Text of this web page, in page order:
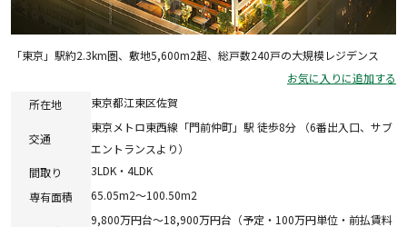
「東京」駅約2.3km圏、敷地5,600m2超、総戸数240戸の大規模レジデンス
お気に入りに追加する
所在地
東京都江東区佐賀
専有面積 65.05m2～100.50m2
交通
東京メトロ東西線「門前仲町」駅 徒歩8分 （6番出入口、サブ
エントランスより）
9,800万円台～18,900万円台（予定・100万円単位・前払賃料
間取り 3LDK・4LDK